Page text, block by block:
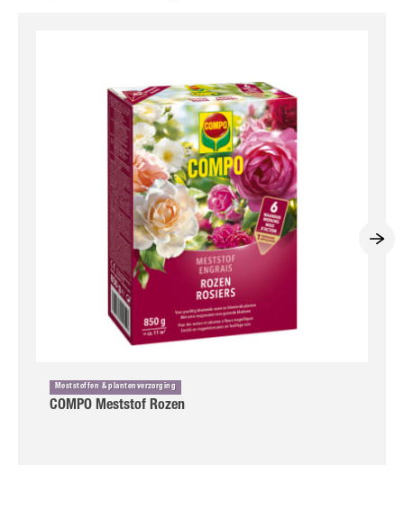
Meststoffen & plantenverzorging
COMPO Meststof Rozen